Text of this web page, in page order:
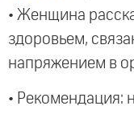
• Женщина
здоровьем,
напряжением в
• Рекомендация: